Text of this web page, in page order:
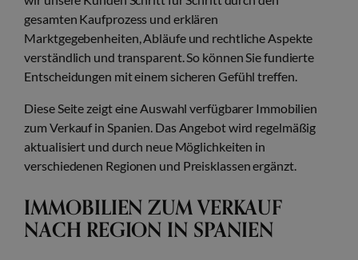
gesamten Kaufprozess und erklären
Marktgegebenheiten, Abläufe und rechtliche Aspekte
verständlich und transparent. So können Sie fundierte
Entscheidungen mit einem sicheren Gefühl treffen.
Diese Seite zeigt eine Auswahl verfügbarer Immobilien
zum Verkauf in Spanien. Das Angebot wird regelmäßig
aktualisiert und durch neue Möglichkeiten in
verschiedenen Regionen und Preisklassen ergänzt.
IMMOBILIEN ZUM VERKAUF
NACH REGION IN SPANIEN